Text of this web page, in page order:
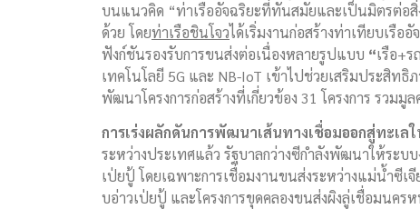
บนแนวคิด “ท่าเรืออัจฉริยะที่ทันสมัยและเป็นมิตรต่อ
ด้วย โดยท่าเรือชินโจวได้เริ่มงานก่อสร้างท่าเทียบเรื
ฟังก์ชันรองรับการขนส่งต่อเนื่องหลายรูปแบบ “เรือ+ร
เทคโนโลยี 5G และ NB-IoT เข้าไปช่วยเสริมประสิท
พัฒนาโครงการก่อสร้างที่เกี่ยวข้อง 31 โครงการ รวม
การเร่งผลักดันการพัฒนาเส้นทางเชื่อมออกสู่ทะเล
ระหว่างประเทศแล้ว รัฐบาลกว่างซีกำลังพัฒนาให้ระ
เป่ยปู้ โดยเฉพาะการเชื่อมงานขนส่งระหว่างแม่น้ำซี
บอ่าวเป่ยปู้ และโครงการขุดคลองขนส่งผิงลู่เชื่อมนค